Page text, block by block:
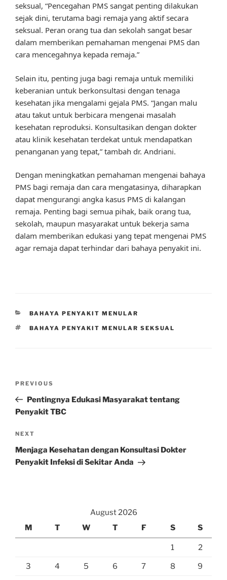
seksual, “Pencegahan PMS sangat penting dilakukan
sejak dini, terutama bagi remaja yang aktif secara
seksual. Peran orang tua dan sekolah sangat besar
dalam memberikan pemahaman mengenai PMS dan
cara mencegahnya kepada remaja.”
Selain itu, penting juga bagi remaja untuk memiliki
keberanian untuk berkonsultasi dengan tenaga
kesehatan jika mengalami gejala PMS. “Jangan malu
atau takut untuk berbicara mengenai masalah
kesehatan reproduksi. Konsultasikan dengan dokter
atau klinik kesehatan terdekat untuk mendapatkan
penanganan yang tepat,” tambah dr. Andriani.
Dengan meningkatkan pemahaman mengenai bahaya
PMS bagi remaja dan cara mengatasinya, diharapkan
dapat mengurangi angka kasus PMS di kalangan
remaja. Penting bagi semua pihak, baik orang tua,
sekolah, maupun masyarakat untuk bekerja sama
dalam memberikan edukasi yang tepat mengenai PMS
agar remaja dapat terhindar dari bahaya penyakit ini.
CATEGORIES
BAHAYA PENYAKIT MENULAR
TAGS
BAHAYA PENYAKIT MENULAR SEKSUAL
Previous
Post
PREVIOUS
Pentingnya Edukasi Masyarakat tentang
Penyakit TBC
Next
Post
NEXT
Menjaga Kesehatan dengan Konsultasi Dokter
Penyakit Infeksi di Sekitar Anda
August 2026
M
T W T F S S
1 2
3 4 5 6 7 8 9